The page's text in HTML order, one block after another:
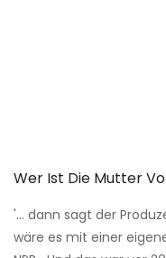
Wer Ist Die Mutter
'... dann sagt der
wäre es mit einer